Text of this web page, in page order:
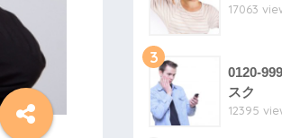
17063
3
0120-
スク
12395